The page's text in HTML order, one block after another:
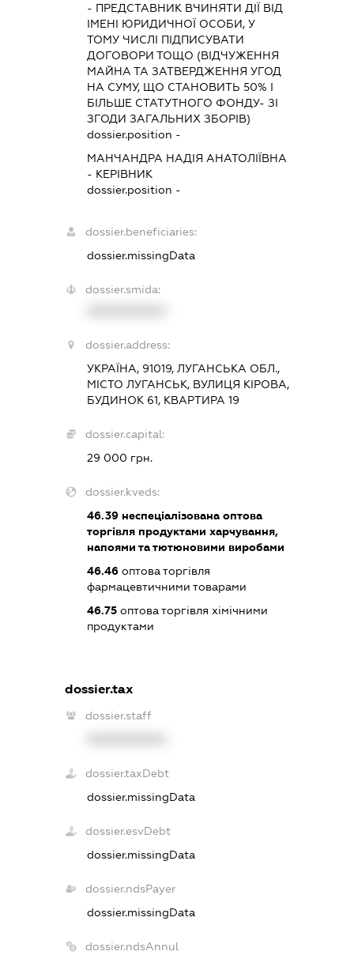
- ПРЕДСТАВНИК ВЧИНЯТИ ДІЇ ВІД
ІМЕНІ ЮРИДИЧНОЇ ОСОБИ, У
ТОМУ ЧИСЛІ ПІДПИСУВАТИ
ДОГОВОРИ ТОЩО (ВІДЧУЖЕННЯ
МАЙНА ТА ЗАТВЕРДЖЕННЯ УГОД
НА СУМУ, ЩО СТАНОВИТЬ 50% І
БІЛЬШЕ СТАТУТНОГО ФОНДУ- ЗІ
ЗГОДИ ЗАГАЛЬНИХ ЗБОРІВ)
dossier.position -
МАНЧАНДРА НАДІЯ АНАТОЛІЇВНА
- КЕРІВНИК
dossier.position -
dossier.beneficiaries:
dossier.missingData
dossier.smida:
dossier.address:
УКРАЇНА, 91019, ЛУГАНСЬКА ОБЛ.,
МІСТО ЛУГАНСЬК, ВУЛИЦЯ КІРОВА,
БУДИНОК 61, КВАРТИРА 19
dossier.capital:
29 000 грн.
dossier.kveds:
46.39неспеціалізована оптова
торгівля продуктами харчування,
напоями та тютюновими виробами
46.46оптова торгівля
фармацевтичними товарами
46.75оптова торгівля хімічними
продуктами
dossier.tax
dossier.staff
dossier.taxDebt
dossier.missingData
dossier.esvDebt
dossier.missingData
dossier.ndsPayer
dossier.missingData
dossier.ndsAnnul